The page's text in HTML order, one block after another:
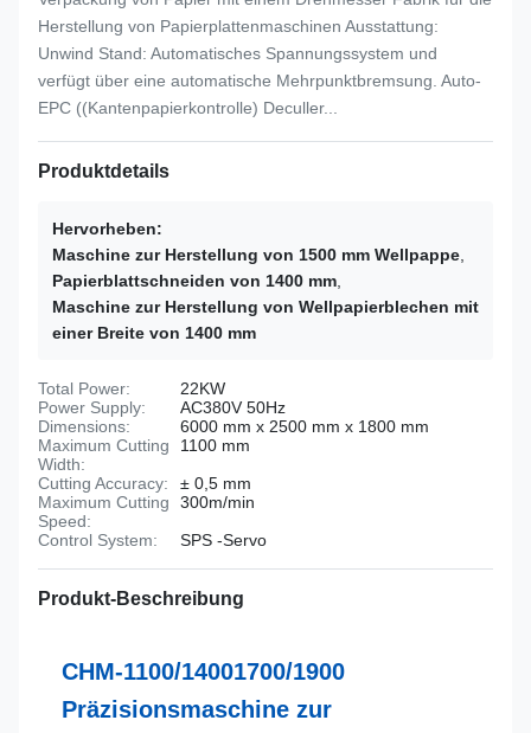
Herstellung von Papierplattenmaschinen Ausstattung:
Unwind Stand: Automatisches Spannungssystem und
verfügt über eine automatische Mehrpunktbremsung. Auto-
EPC ((Kantenpapierkontrolle) Deculler...
Produktdetails
Hervorheben:
Maschine zur Herstellung von 1500 mm Wellpappe
Papierblattschneiden von 1400 mm
Maschine zur Herstellung von Wellpapierblechen mit
einer Breite von 1400 mm
Total Power:
22KW
Power Supply:
AC380V 50Hz
Dimensions:
6000 mm x 2500 mm x 1800 mm
Maximum Cutting
Width:
1100 mm
Cutting Accuracy:
± 0,5 mm
Maximum Cutting
Speed:
300m/min
Control System:
SPS -Servo
Produkt-Beschreibung
CHM-1100/14001700/1900
Präzisionsmaschine zur